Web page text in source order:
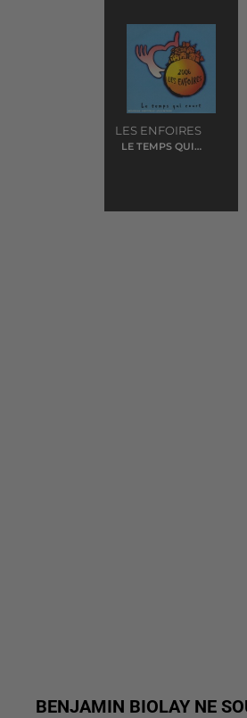
LES ENFOIRES
LE TEMPS QUI
BENJAMIN BIOLAY NE